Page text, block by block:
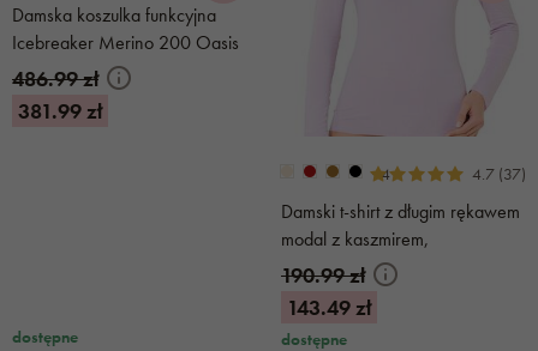
Damska koszulka funkcyjna
Icebreaker Merino 200 Oasis
Crewe Topaz
486.99 zł
381.99 zł
dostępne
+4 4.7 (37)
Damski t-shirt z długim rękawem
modal z kaszmirem,
jasnofioletowy
190.99 zł
143.49 zł
dostępne